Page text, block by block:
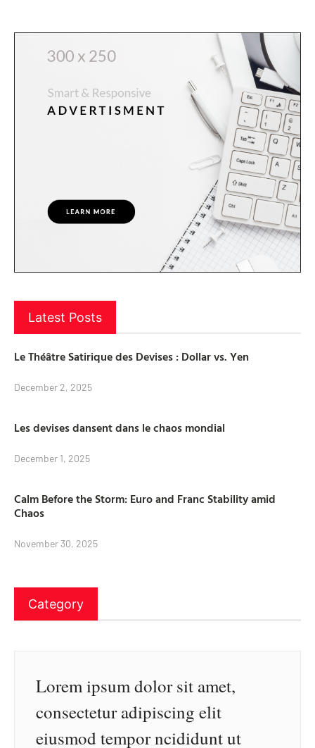
Latest Posts
Le Théâtre Satirique des Devises : Dollar vs. Yen
December 2, 2025
Les devises dansent dans le chaos mondial
December 1, 2025
Calm Before the Storm: Euro and Franc Stability amid
Chaos
November 30, 2025
Category
Lorem ipsum dolor sit amet,
consectetur adipiscing elit
eiusmod tempor ncididunt ut